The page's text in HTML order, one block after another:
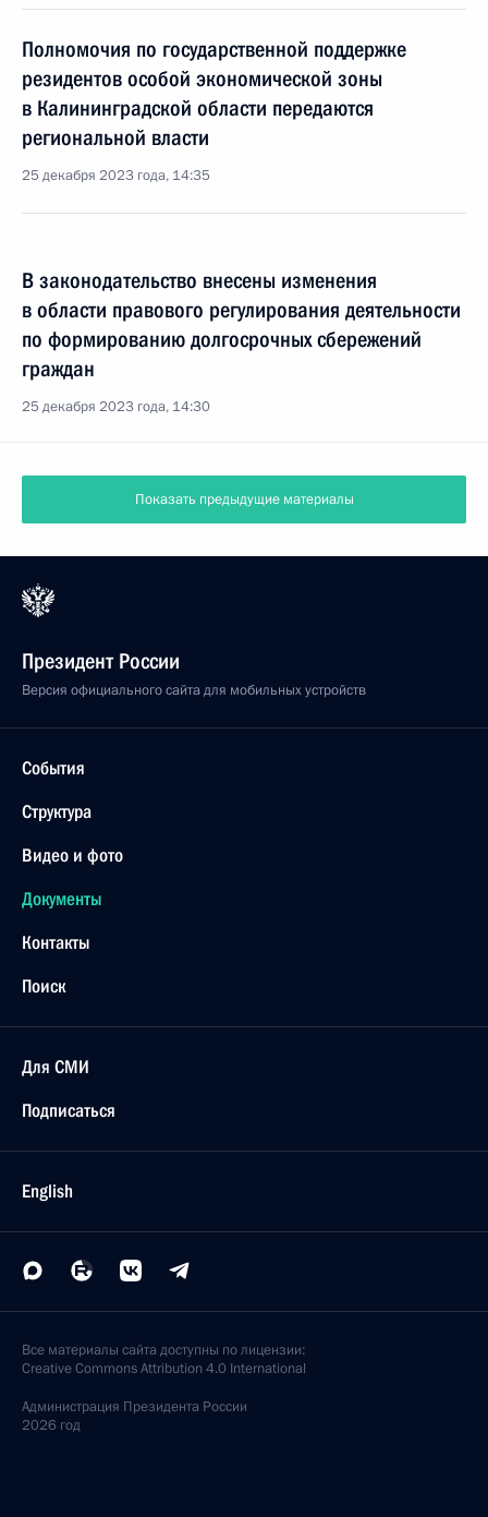
Полномочия по государственной поддержке
резидентов особой экономической зоны
в Калининградской области передаются
региональной власти
25 декабря 2023 года, 14:35
В законодательство внесены изменения
в области правового регулирования деятельности
по формированию долгосрочных сбережений
граждан
25 декабря 2023 года, 14:30
Показать предыдущие материалы
Президент России
Версия официального сайта для мобильных устройств
События
Структура
Видео и фото
Документы
Контакты
Поиск
Для СМИ
Подписаться
English
Все материалы сайта доступны по лицензии:
Creative Commons Attribution 4.0 International
Администрация Президента России
2026 год